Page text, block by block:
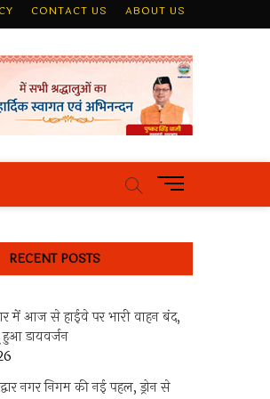
CONTACT US ABOUT US
M
e
u
u
t
RECENT POSTS
में आज से हाईवे पर भारी वाहन बंद,
डायवर्जन
नगर निगम की नई पहल, ड्रोन से